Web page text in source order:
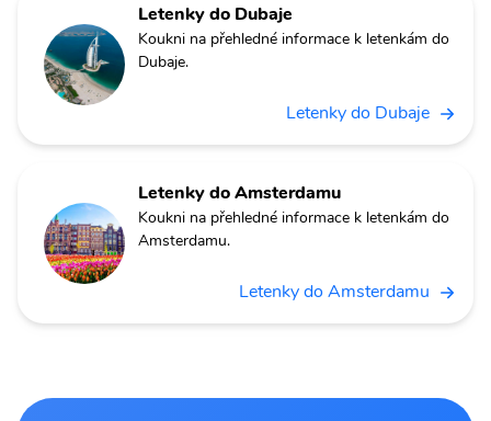
Letenky do Dubaje
Koukni na přehledné informace k letenkám do
Dubaje.
Letenky do Dubaje
Letenky do Amsterdamu
Koukni na přehledné informace k letenkám do
Amsterdamu.
Letenky do Amsterdamu